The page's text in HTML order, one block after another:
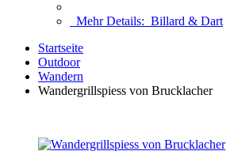
Mehr Details: Billard & Dart
Startseite
Outdoor
Wandern
Wandergrillspiess von Brucklacher